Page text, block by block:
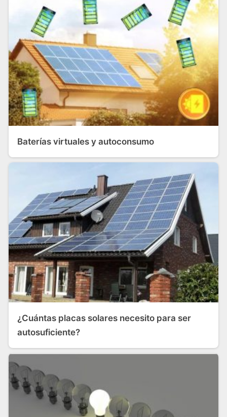
Baterías virtuales y autoconsumo
¿Cuántas placas solares necesito para ser
autosuficiente?